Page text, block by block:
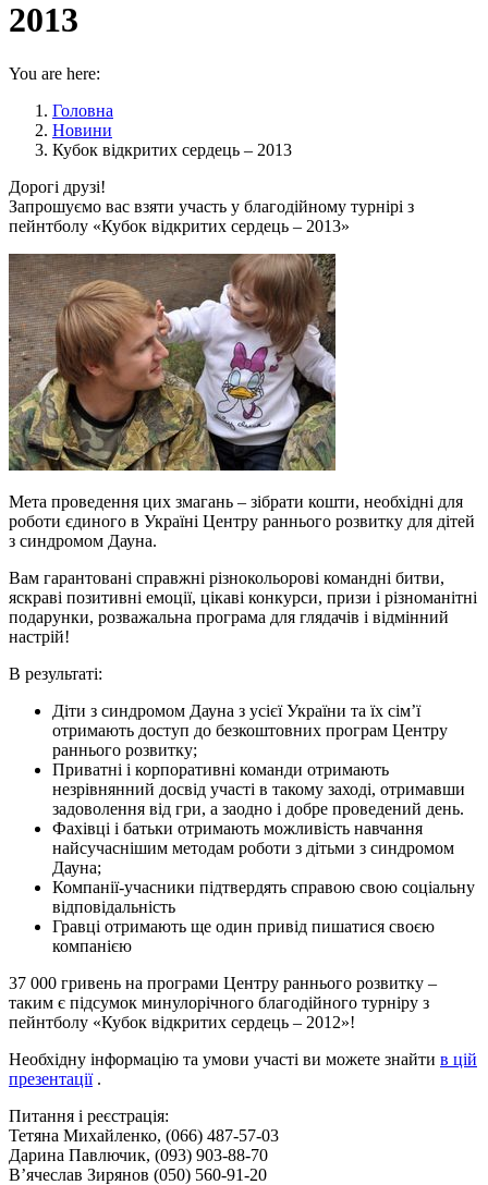
2013
You are here:
Головна
Новини
Кубок відкритих сердець – 2013
Дорогі друзі!
Запрошуємо вас взяти участь у благодійному турнірі з
пейнтболу «Кубок відкритих сердець – 2013»
Мета проведення цих змагань – зібрати кошти, необхідні для
роботи єдиного в Україні Центру раннього розвитку для дітей
з синдромом Дауна.
Вам гарантовані справжні різнокольорові командні битви,
яскраві позитивні емоції, цікаві конкурси, призи і різноманітні
подарунки, розважальна програма для глядачів і відмінний
настрій!
В результаті:
Діти з синдромом Дауна з усієї України та їх сім’ї
отримають доступ до безкоштовних програм Центру
раннього розвитку;
Приватні і корпоративні команди отримають
незрівнянний досвід участі в такому заході, отримавши
задоволення від гри, а заодно і добре проведений день.
Фахівці і батьки отримають можливість навчання
найсучаснішим методам роботи з дітьми з синдромом
Дауна;
Компанії-учасники підтвердять справою свою соціальну
відповідальність
Гравці отримають ще один привід пишатися своєю
компанією
37 000 гривень на програми Центру раннього розвитку –
таким є підсумок минулорічного благодійного турніру з
пейнтболу «Кубок відкритих сердець – 2012»!
Необхідну інформацію та умови участі ви можете знайти в цій
презентації.
Питання і реєстрація:
Тетяна Михайленко, (066) 487-57-03
Дарина Павлючик, (093) 903-88-70
В’ячеслав Зирянов (050) 560-91-20